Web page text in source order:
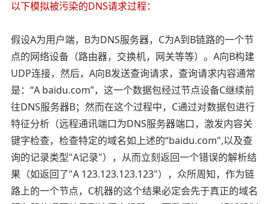
以下模拟被污染的DNS请求过程：
假设A为用户端，B为DNS服务器，C为A到B链路的一个节
点的网络设备（路由器，交换机，网关等等）。A向B构建
UDP连接，然后，A向B发送查询请求，查询请求内容通常
是：“A baidu.com”，这一个数据包经过节点设备C继续前
往DNS服务器B；然而在这个过程中，C通过对数据包进行
特征分析（远程通讯端口为DNS服务器端口，激发内容关
键字检查，检查特定的域名如上述的“baidu.com",以及查
询的记录类型"A记录"），从而立刻返回一个错误的解析结
果（如返回了"A 123.123.123.123"），众所周知，作为链
路上的一个节点，C机器的这个结果必定会先于真正的域名